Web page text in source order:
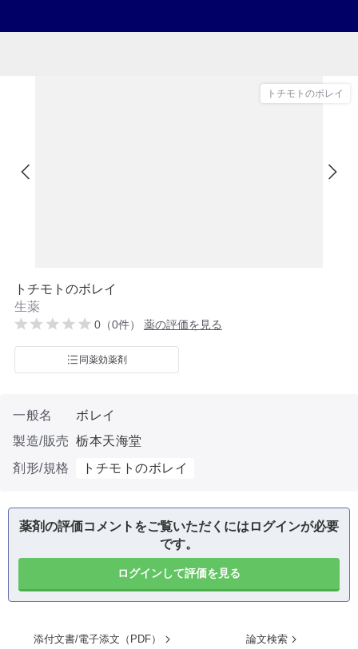
トチモトのボレイ
トチモトのボレイ
生薬
0（0件） 薬の評価を見る
同薬効薬剤
一般名
ボレイ
製造/販売 栃本天海堂
剤形/規格
トチモトのボレイ
薬剤の評価コメントをご覧いただくにはログインが必要
です。
ログインして評価を見る
添付文書/電子添文（PDF） 論文検索